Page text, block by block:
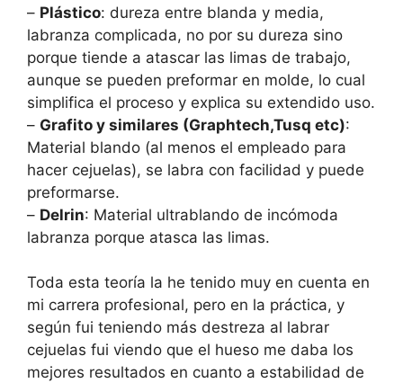
– Plástico: dureza entre blanda y media,
labranza complicada, no por su dureza sino
porque tiende a atascar las limas de trabajo,
aunque se pueden preformar en molde, lo cual
simplifica el proceso y explica su extendido uso.
– Grafito y similares (Graphtech,Tusq etc):
Material blando (al menos el empleado para
hacer cejuelas), se labra con facilidad y puede
preformarse.
– Delrin: Material ultrablando de incómoda
labranza porque atasca las limas.
Toda esta teoría la he tenido muy en cuenta en
mi carrera profesional, pero en la práctica, y
según fui teniendo más destreza al labrar
cejuelas fui viendo que el hueso me daba los
mejores resultados en cuanto a estabilidad de